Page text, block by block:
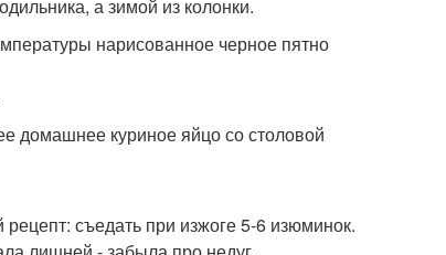
а зимой из колонки.
нарисованное черное пятно
домашнее куриное яйцо со столовой
съедать при изжоге 5-6 изюминок.